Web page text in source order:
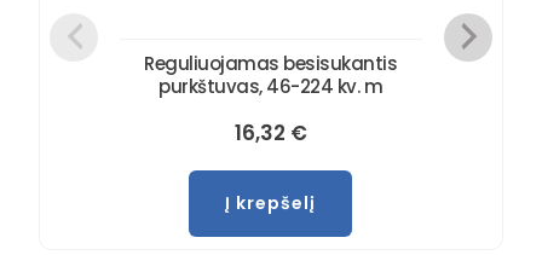
Reguliuojamas besisukantis
purkštuvas, 46-224 kv. m
16,32 €
Į krepšelį